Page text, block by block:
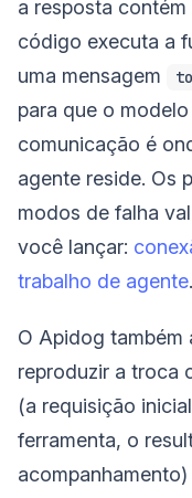
a resposta contém
código executa a
uma mensagem
para que o
comunicação é
agente reside. Os
modos de falha
você lançar:
trabalho de agente.
O Apidog também
reproduzir a troca
(a requisição
ferramenta, o